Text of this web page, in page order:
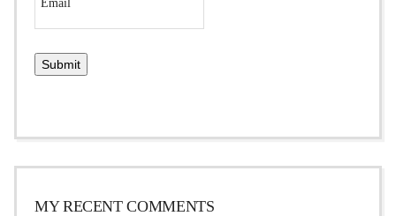
MY RECENT COMMENTS